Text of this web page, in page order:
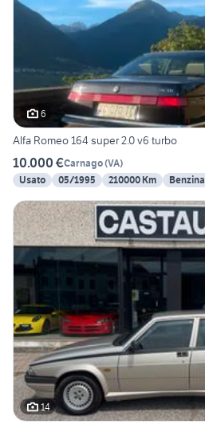
6
Alfa Romeo 164 super 2.0 v6 turbo
10.000 €Carnago(VA)
Usato
05/1995 210000 Km Benzina
14